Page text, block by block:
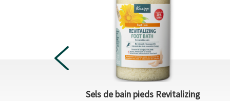
Sels de bain pieds Revitalizing